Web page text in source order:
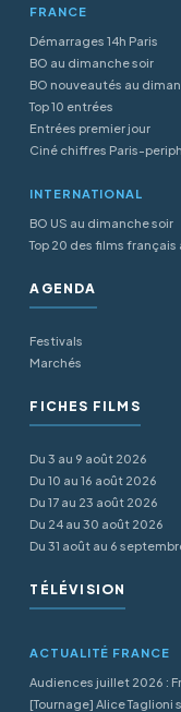
FRANCE
Démarrages 14h Paris
BO au dimanche soir
BO nouveautés au
Top 10 entrées
Entrées premier jour
Ciné chiffres Paris-
INTERNATIONAL
BO US au dimanche soir
Top 20 des films français
AGENDA
Festivals
Marchés
FICHES FILMS
Du 3 au 9 août 2026
Du 10 au 16 août 2026
Du 17 au 23 août 2026
Du 24 au 30 août 2026
Du 31 août au 6
TÉLÉVISION
ACTUALITÉ FRANCE
Audiences juillet 2026 :
[Tournage] Alice Taglioni